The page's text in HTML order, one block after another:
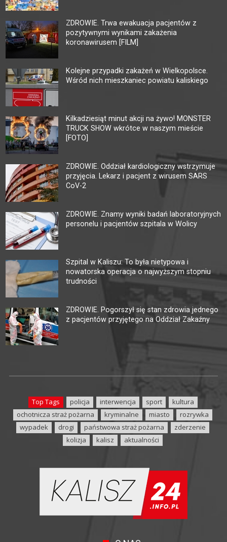
ZDROWIE. Trwa ewakuacja pacjentów z
pozytywnymi wynikami zakażenia
koronawirusem [FILM]
Kolejne przypadki zakażeń w Wielkopolsce.
Wśród nich mieszkaniec powiatu kaliskiego
Kilkadziesiąt minut akcji na żywo! MONSTER
TRUCK SHOW wkrótce w naszym mieście
[FOTO]
ZDROWIE. Oddział kardiologiczny wstrzymuje
przyjęcia. Lekarz i pacjent z wirusem SARS
CoV-2
ZDROWIE. Znamy wyniki badań laboratoryjnych
personelu i pacjentów szpitala w Wolicy
Szpital w Kaliszu: To była nietypowa i
nowatorska operacja o najwyższym stopniu
trudności
ZDROWIE. Pogorszył się stan zdrowia jednego
z pacjentów przyjętego na Oddział Zakaźny
Top Tags policja interwencja sport
kultura
ochotnicza straż pożarna
kryminalne miasto
rozrywka
wypadek
drogi państwowa straż pożarna
zderzenie
kolizja
kalisz aktualności